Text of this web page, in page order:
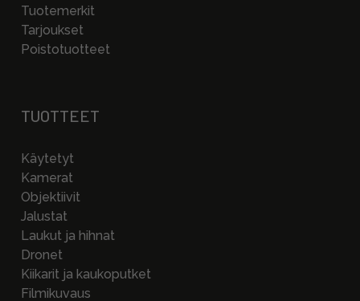
Tuotemerkit
Tarjoukset
Poistotuotteet
TUOTTEET
Käytetyt
Kamerat
Objektiivit
Jalustat
Laukut ja hihnat
Dronet
Kiikarit ja kaukoputket
Filmikuvaus